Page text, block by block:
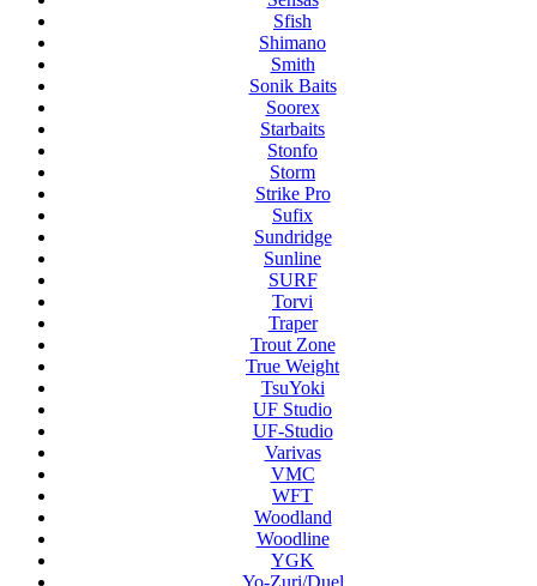
Sfish
Shimano
Smith
Sonik Baits
Soorex
Starbaits
Stonfo
Storm
Strike Pro
Sufix
Sundridge
Sunline
SURF
Torvi
Traper
Trout Zone
True Weight
TsuYoki
UF Studio
UF-Studio
Varivas
VMC
WFT
Woodland
Woodline
YGK